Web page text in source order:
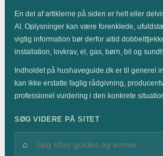
En del af artiklerne på siden er helt eller
AI. Oplysninger kan være forenklede,
vigtig information bør derfor altid
installation, lovkrav, el, gas, børn, bil og
Indholdet på hushaveguide.dk er til generel
kan ikke erstatte faglig rådgivning,
professionel vurdering i den konkrete
SØG VIDERE PÅ SITET
⌕